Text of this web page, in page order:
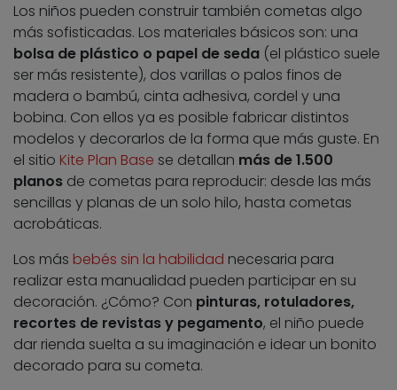
Los niños pueden construir también cometas algo
más sofisticadas. Los materiales básicos son: una
bolsa de plástico o papel de seda (el plástico suele
ser más resistente), dos varillas o palos finos de
madera o bambú, cinta adhesiva, cordel y una
bobina. Con ellos ya es posible fabricar distintos
modelos y decorarlos de la forma que más guste. En
el sitio Kite Plan Base se detallan más de 1.500
planos de cometas para reproducir: desde las más
sencillas y planas de un solo hilo, hasta cometas
acrobáticas.
Los más bebés sin la habilidad necesaria para
realizar esta manualidad pueden participar en su
decoración. ¿Cómo? Con pinturas, rotuladores,
recortes de revistas y pegamento, el niño puede
dar rienda suelta a su imaginación e idear un bonito
decorado para su cometa.